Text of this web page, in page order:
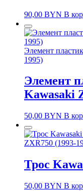
90,00 BYN В
Элемент
1995)
Элемент
Kawasaki
50,00 BYN В
ZXR750 (1993-
Трос
50,00 BYN В